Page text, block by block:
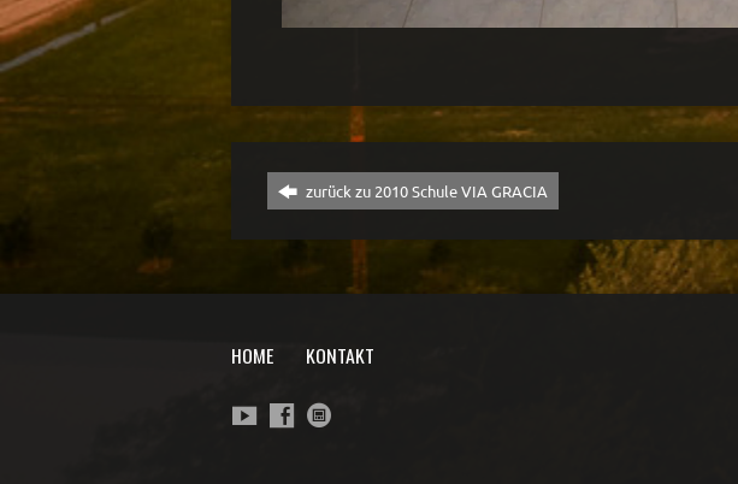
zurück zu 2010 Schule VIA GRACIA
HOME KONTAKT